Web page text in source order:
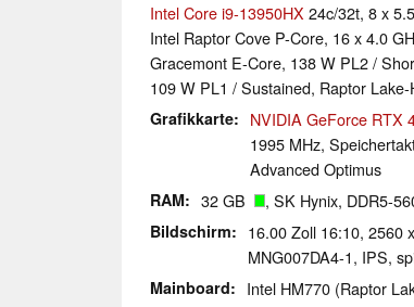
Intel Core i9-13950HX 24c/32t, 8 x
Intel Raptor Cove P-Core, 16 x 4.0
Gracemont E-Core, 138 W PL2 /
109 W PL1 / Sustained, Raptor Lake-
Grafikkarte NVIDIA GeForce RTX
1995 MHz,
Advanced Optimus
RAM 32 GB , SK Hynix, DDR5-
Bildschirm
16.00 Zoll 16:10, 2560
MNG007DA4-1, IPS,
Mainboard Intel HM770 (Raptor